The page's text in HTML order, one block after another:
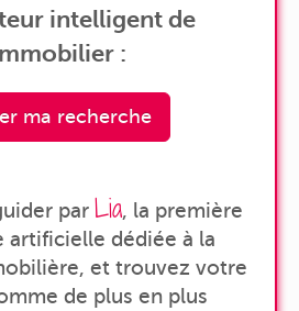
intelligent de
:
ma recherche
par Lia, la première
artificielle dédiée à la
et trouvez votre
de plus en plus